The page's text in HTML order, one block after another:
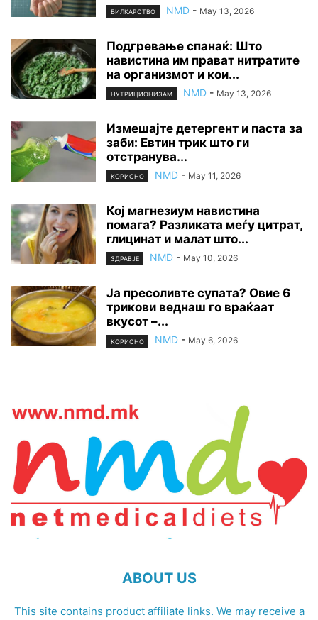
БИЛКАРСТВО NMD - May 13, 2026
Подгревање спанаќ: Што
навистина им прават нитратите
на организмот и кои...
НУТРИЦИОНИЗАМ NMD - May 13, 2026
Измешајте детергент и паста за
заби: Евтин трик што ги
отстранува...
КОРИСНО NMD - May 11, 2026
Кој магнезиум навистина
помага? Разликата меѓу цитрат,
глицинат и малат што...
ЗДРАВЈЕ NMD - May 10, 2026
Ја пресоливте супата? Овие 6
трикови веднаш го враќаат
вкусот –...
КОРИСНО NMD - May 6, 2026
ABOUT US
This site contains product affiliate links. We may receive a